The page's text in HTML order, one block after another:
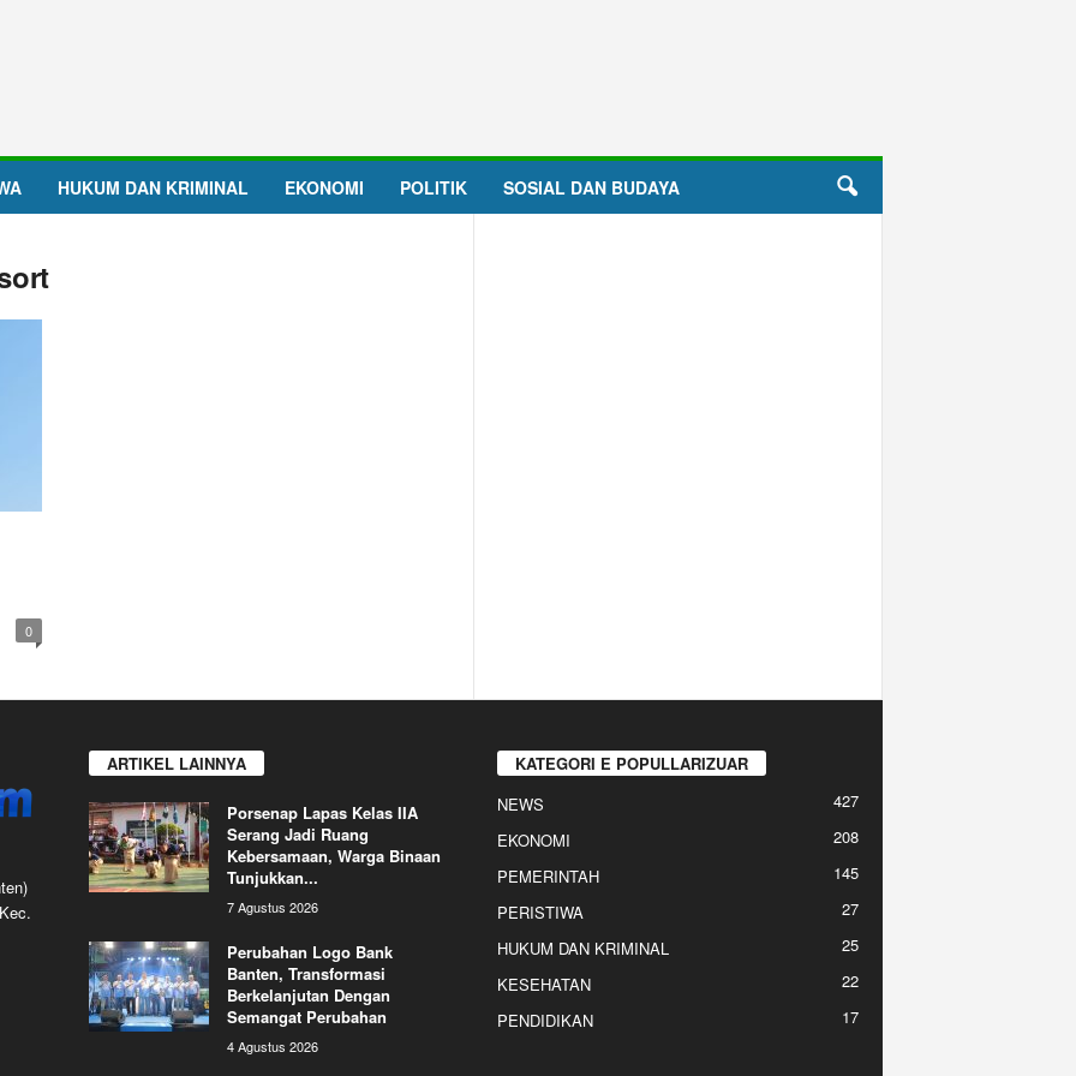
HUKUM DAN KRIMINAL EKONOMI POLITIK SOSIAL DAN BUDAYA
0
ARTIKEL LAINNYA
Porsenap Lapas Kelas IIA
Serang Jadi Ruang
Kebersamaan, Warga Binaan
Tunjukkan...
7 Agustus 2026
Perubahan Logo Bank
Banten, Transformasi
Berkelanjutan Dengan
Semangat Perubahan
4 Agustus 2026
KATEGORI E POPULLARIZUAR
NEWS
427
EKONOMI
208
PEMERINTAH
145
PERISTIWA
27
HUKUM DAN KRIMINAL
25
KESEHATAN
22
PENDIDIKAN
17